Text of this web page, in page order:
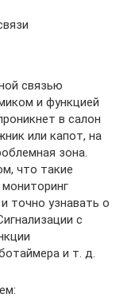
связью
и функцией
в салон
или капот, на
зона.
что такие
точно узнавать о
с
и т. д.